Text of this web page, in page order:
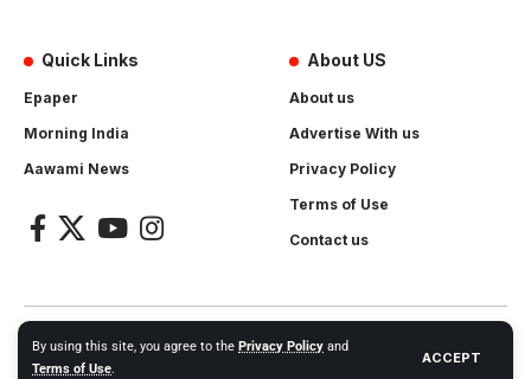
By using this site, you agree to the Privacy Policy and
Terms of Use.
ACCEPT
Quick Links
Epaper
Morning India
Aawami News
About US
About us
Advertise With us
Privacy Policy
Terms of Use
Contact us
2024- All Rights Reserved.Live 7 tv. Website Created by and